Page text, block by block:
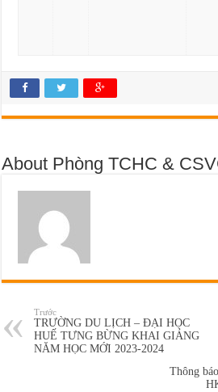
About Phòng TCHC &
Trước
TRƯỜNG DU LỊCH – ĐẠI HỌC
HUẾ TƯNG BỪNG KHAI GIẢNG
NĂM HỌC MỚI 2023-2024
Thông